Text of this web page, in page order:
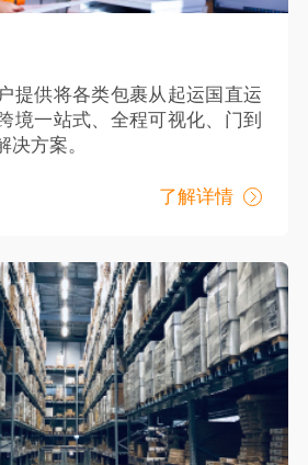
提供将各类包裹从起运国直运
境一站式、全程可视化、门到
方案。
了解详情